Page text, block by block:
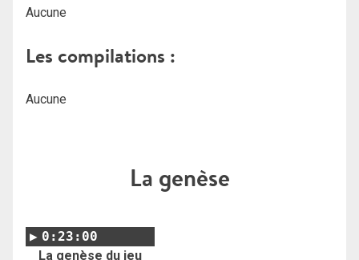
Aucune
Les compilations :
Aucune
La genèse
0:23:00
La genèse du jeu